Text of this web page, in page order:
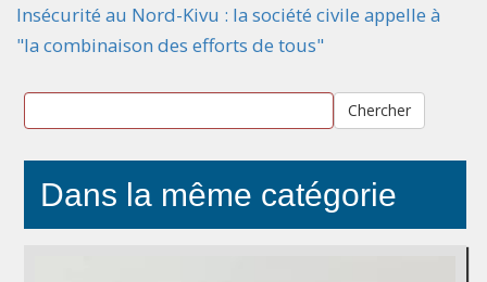
Insécurité au Nord-Kivu : la société civile appelle à
"la combinaison des efforts de tous"
Chercher
Dans la même catégorie